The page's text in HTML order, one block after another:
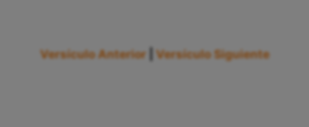
Versículo Anterior Versículo Siguiente